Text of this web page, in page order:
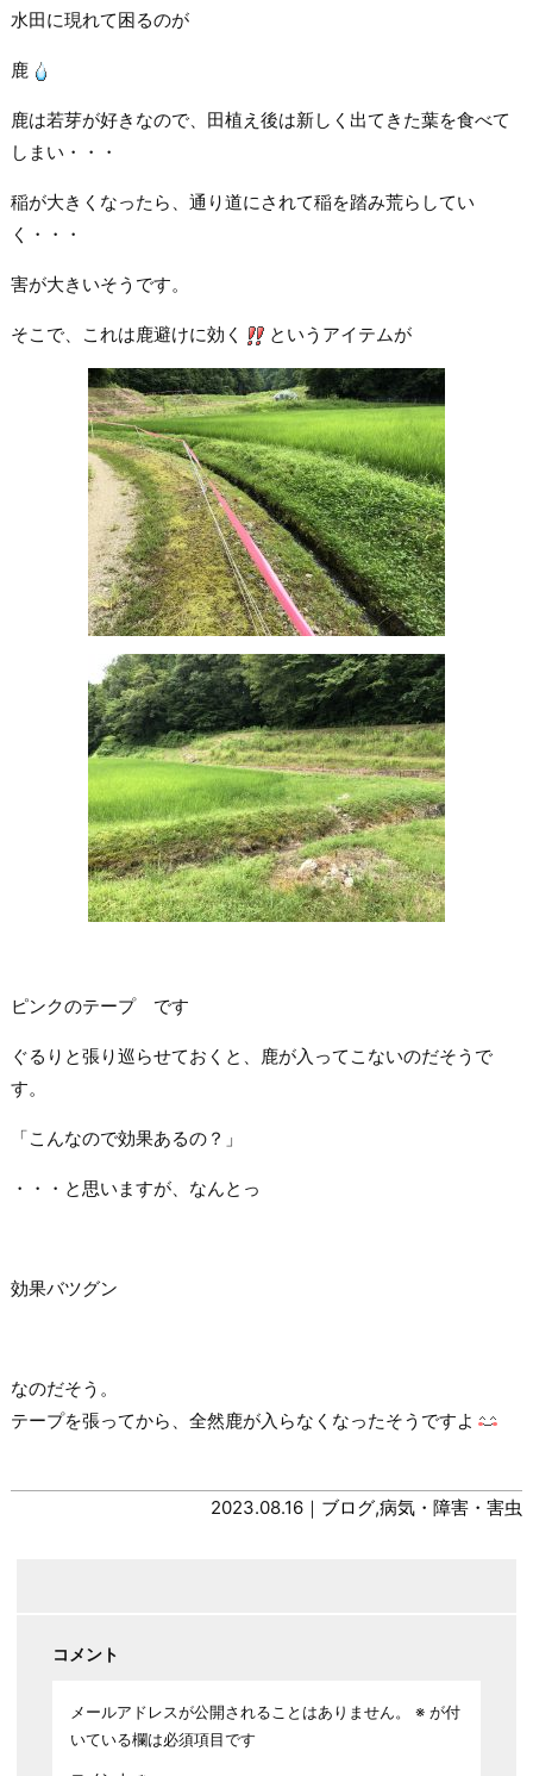
水田に現れて困るのが
鹿
鹿は若芽が好きなので、田植え後は新しく出てきた葉を食べて
しまい・・・
稲が大きくなったら、通り道にされて稲を踏み荒らしてい
く・・・
害が大きいそうです。
そこで、これは鹿避けに効く というアイテムが
ピンクのテープ です
ぐるりと張り巡らせておくと、鹿が入ってこないのだそうで
す。
「こんなので効果あるの？」
・・・と思いますが、なんとっ
効果バツグン
なのだそう。
テープを張ってから、全然鹿が入らなくなったそうですよ
2023.08.16｜ ブログ,病気・障害・害虫
コメント
メールアドレスが公開されることはありません。 ※が付
いている欄は必須項目です